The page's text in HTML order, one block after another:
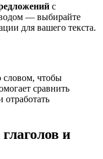
с
— выбирайте
для вашего текста.
словом, чтобы
сравнить
и